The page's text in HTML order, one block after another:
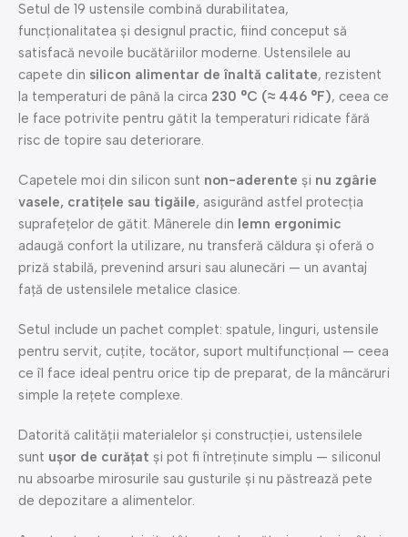
Setul de 19 ustensile combină durabilitatea,
funcționalitatea și designul practic, fiind conceput să
satisfacă nevoile bucătăriilor moderne. Ustensilele au
capete din silicon alimentar de înaltă calitate, rezistent
la temperaturi de până la circa 230 °C (≈ 446 °F), ceea ce
le face potrivite pentru gătit la temperaturi ridicate fără
risc de topire sau deteriorare.
Capetele moi din silicon sunt non-aderente și nu zgârie
vasele, cratițele sau tigăile, asigurând astfel protecția
suprafețelor de gătit. Mânerele din lemn ergonimic
adaugă confort la utilizare, nu transferă căldura și oferă o
priză stabilă, prevenind arsuri sau alunecări — un avantaj
față de ustensilele metalice clasice.
Setul include un pachet complet: spatule, linguri, ustensile
pentru servit, cuțite, tocător, suport multifuncțional — ceea
ce îl face ideal pentru orice tip de preparat, de la mâncăruri
simple la rețete complexe.
Datorită calității materialelor și construcției, ustensilele
sunt ușor de curățat și pot fi întreținute simplu — siliconul
nu absoarbe mirosurile sau gusturile și nu păstrează pete
de depozitare a alimentelor.